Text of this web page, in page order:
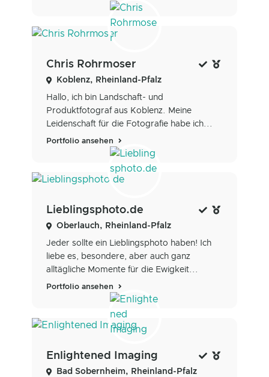
Chris Rohrmoser
Koblenz, Rheinland-Pfalz
Hallo, ich bin Landschaft- und
Produktfotograf aus Koblenz. Meine
Leidenschaft für die Fotografie habe ich...
Portfolio ansehen
Lieblingsphoto.de
Oberlauch, Rheinland-Pfalz
Jeder sollte ein Lieblingsphoto haben! Ich
liebe es, besondere, aber auch ganz
alltägliche Momente für die Ewigkeit...
Portfolio ansehen
Enlightened Imaging
Bad Sobernheim, Rheinland-Pfalz